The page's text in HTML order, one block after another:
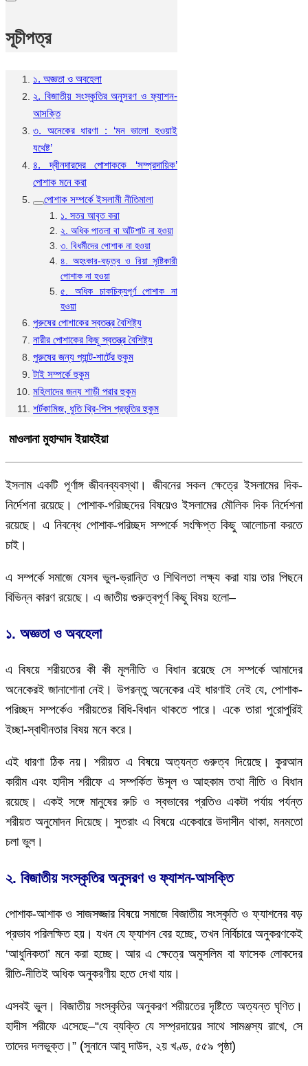
সূচীপত্র
১. অজ্ঞতা ও অবহেলা
২. বিজাতীয় সংস্কৃতির অনুসরণ ও ফ্যাশন-
আসক্তি
৩. অনেকের ধারণা : ‘মন ভালো হওয়াই
যথেষ্ট’
৪. দ্বীনদারদের পোশাককে ‘সম্প্রদায়িক’
পোশাক মনে করা
পোশাক সম্পর্কে ইসলামী নীতিমালা
১. সতর আবৃত করা
২. অধিক পাতলা বা আঁটশাট না হওয়া
৩. বিধর্মীদের পোশাক না হওয়া
৪. অহংকার-বড়ত্ব ও রিয়া সৃষ্টিকারী
পোশাক না হওয়া
৫. অধিক চাকচিক্যপূর্ণ পোশাক না
হওয়া
পুরুষের পোশাকের স্বতন্ত্র বৈশিষ্ট্য
নারীর পোশাকের কিছু স্বতন্ত্র বৈশিষ্ট্য
পুরুষের জন্য প্যান্ট-শার্টের হুকুম
টাই সম্পর্কে হুকুম
মহিলাদের জন্য শাড়ী পরার হুকুম
শর্টকামিজ, ধুতি থ্রি-পিস প্রভৃতির হুকুম
মাওলানা মুহাম্মাদ ইয়াহইয়া
ইসলাম একটি পূর্ণাঙ্গ জীবনব্যবস্থা। জীবনের সকল ক্ষেত্রে ইসলামের দিক-
নির্দেশনা রয়েছে। পোশাক-পরিচ্ছদের বিষয়েও ইসলামের মৌলিক দিক নির্দেশনা
রয়েছে। এ নিবন্ধে পোশাক-পরিচ্ছদ সম্পর্কে সংক্ষিপ্ত কিছু আলোচনা করতে
চাই।
এ সম্পর্কে সমাজে যেসব ভুল-ভ্রান্তি ও শিথিলতা লক্ষ্য করা যায় তার পিছনে
বিভিন্ন কারণ রয়েছে। এ জাতীয় গুরুত্বপূর্ণ কিছু বিষয় হলো–
১. অজ্ঞতা ও অবহেলা
এ বিষয়ে শরীয়তের কী কী মূলনীতি ও বিধান রয়েছে সে সম্পর্কে আমাদের
অনেকেরই জানাশোনা নেই। উপরন্তু অনেকের এই ধারণাই নেই যে, পোশাক-
পরিচ্ছদ সম্পর্কেও শরীয়তের বিধি-বিধান থাকতে পারে। একে তারা পুরোপুরিই
ইচ্ছা-স্বাধীনতার বিষয় মনে করে।
এই ধারণা ঠিক নয়। শরীয়ত এ বিষয়ে অত্যন্ত গুরুত্ব দিয়েছে। কুরআন
কারীম এবং হাদীস শরীফে এ সম্পর্কিত উসূল ও আহকাম তথা নীতি ও বিধান
রয়েছে। একই সঙ্গে মানুষের রুচি ও স্বভাবের প্রতিও একটা পর্যায় পর্যন্ত
শরীয়ত অনুমোদন দিয়েছে। সুতরাং এ বিষয়ে একেবারে উদাসীন থাকা, মনমতো
চলা ভুল।
২. বিজাতীয় সংস্কৃতির অনুসরণ ও ফ্যাশন-আসক্তি
পোশাক-আশাক ও সাজসজ্জার বিষয়ে সমাজে বিজাতীয় সংস্কৃতি ও ফ্যাশনের বড়
প্রভাব পরিলক্ষিত হয়। যখন যে ফ্যাশন বের হচ্ছে, তখন নির্বিচারে অনুকরণকেই
‘আধুনিকতা’ মনে করা হচ্ছে। আর এ ক্ষেত্রে অমুসলিম বা ফাসেক লোকদের
রীতি-নীতিই অধিক অনুকরণীয় হতে দেখা যায়।
এসবই ভুল। বিজাতীয় সংস্কৃতির অনুকরণ শরীয়তের দৃষ্টিতে অত্যন্ত ঘৃণিত।
হাদীস শরীফে এসেছে–“যে ব্যক্তি যে সম্প্রদায়ের সাথে সামঞ্জস্য রাখে, সে
তাদের দলভুক্ত।” (সুনানে আবু দাউদ, ২য় খণ্ড, ৫৫৯ পৃষ্ঠা)